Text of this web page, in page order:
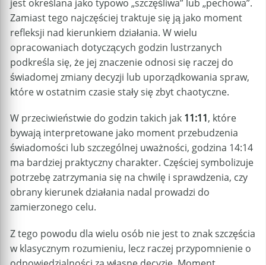
jest określana jako typowo „szczęśliwa” lub „pechowa”.
Zamiast tego najczęściej traktuje się ją jako moment
refleksji nad kierunkiem działania. W wielu
opracowaniach dotyczących godzin lustrzanych
podkreśla się, że jej znaczenie odnosi się raczej do
świadomej zmiany decyzji lub uporządkowania spraw,
które w ostatnim czasie stały się zbyt chaotyczne.
W przeciwieństwie do godzin takich jak 11:11, które
bywają interpretowane jako moment przebudzenia
świadomości lub szczególnej uważności, godzina 14:14
ma bardziej praktyczny charakter. Częściej symbolizuje
potrzebę zatrzymania się na chwilę i sprawdzenia, czy
obrany kierunek działania nadal prowadzi do
zamierzonego celu.
Z tego powodu dla wielu osób nie jest to znak szczęścia
w klasycznym rozumieniu, lecz raczej przypomnienie o